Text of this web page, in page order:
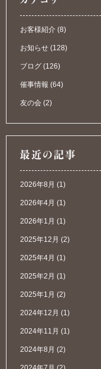
お客様紹介 (8)
お知らせ (128)
ブログ (126)
催事情報 (64)
友の会 (2)
2026年8月 (1)
2026年4月 (1)
2026年1月 (1)
2025年12月 (2)
2025年4月 (1)
2025年2月 (1)
2025年1月 (2)
2024年12月 (1)
2024年11月 (1)
2024年8月 (2)